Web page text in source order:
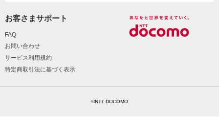
お客さまサポート
FAQ
お問い合わせ
サービス利用規約
特定商取引法に基づく表示
©NTT DOCOMO